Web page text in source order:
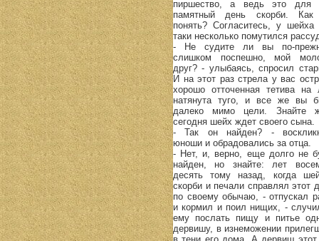
пиршество, а ведь это для
памятный день скорби. Как
понять? Согласитесь, у шейха
таки несколько помутился
- Не судите ли вы по-
слишком поспешно, мой
друг? - улыбаясь, спросил
И на этот раз стрела у вас
хорошо отточенная тетива на
натянута туго, и все же вы
далеко мимо цели. Знайте
сегодня шейх ждет своего сына.
- Так он найден? -
юноши и обрадовались за отца.
- Нет, и, верно, еще долго не
найден, но знайте: лет
десять тому назад, когда
скорби и печали справлял этот
по своему обычаю, - отпускал
и кормил и поил нищих, -
ему послать пищу и питье
дервишу, в изнеможении